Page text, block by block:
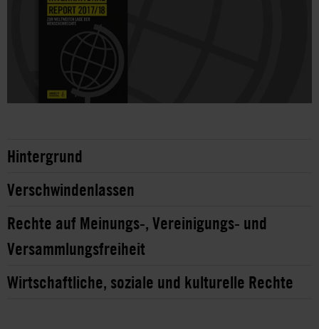
Hintergrund
Verschwindenlassen
Rechte auf Meinungs-, Vereinigungs- und
Versammlungsfreiheit
Wirtschaftliche, soziale und kulturelle Rechte